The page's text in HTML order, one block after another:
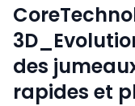
des
rapides et